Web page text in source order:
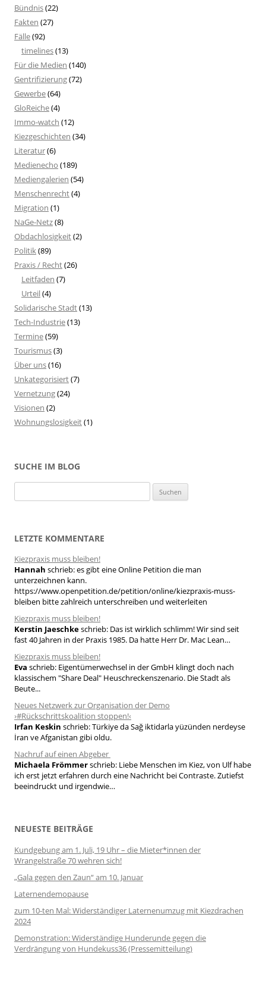
Bündnis(22)
Fakten (27)
Fälle(92)
timelines(13)
Für die Medien (140)
Gentrifizierung(72)
Gewerbe(64)
GloReiche(4)
Immo-watch (12)
Kiezgeschichten (34)
Literatur(6)
Medienecho (189)
Mediengalerien (54)
Menschenrecht(4)
Migration (1)
NaGe-Netz(8)
Obdachlosigkeit(2)
Politik(89)
Praxis / Recht(26)
Leitfaden (7)
Urteil(4)
Solidarische Stadt(13)
Tech-Industrie(13)
Termine(59)
Tourismus(3)
Über uns(16)
Unkategorisiert(7)
Vernetzung(24)
Visionen (2)
Wohnungslosigkeit(1)
SUCHE IM BLOG
u
n
n
a
c
h
:
LETZTE KOMMENTARE
Kiezpraxis muss bleiben!
Hannah schrieb:es gibt eine Online Petition die man
unterzeichnen kann.
https://www.openpetition.de/petition/online/kiezpraxis-muss-
bleiben bitte zahlreich unterschreiben und weiterleiten
Kiezpraxis muss bleiben!
Kerstin Jaeschkeschrieb: Das ist wirklich schlimm! Wir sind seit
fast 40 Jahren in der Praxis 1985. Da hatte Herr Dr. Mac Lean…
Kiezpraxis muss bleiben!
Eva schrieb: Eigentümerwechsel in der GmbH klingt doch nach
klassischem "Share Deal" Heuschreckenszenario. Die Stadt als
Beute...
Neues Netzwerk zur Organisation der Demo
›#Rückschrittskoalition stoppen!‹
Irfan Keskin schrieb:Türkiye da Sağ iktidarla yüzünden nerdeyse
İran ve Afganistan gibi oldu.
Nachruf auf einen Abgeber
Michaela Frömmerschrieb: Liebe Menschen im Kiez, von Ulf habe
ich erst jetzt erfahren durch eine Nachricht bei Contraste. Zutiefst
beeindruckt und irgendwie…
NEUESTE BEITRÄGE
Kundgebung am 1. Juli, 19 Uhr – die Mieter*innen der
Wrangelstraße 70 wehren sich!
„Gala gegen den Zaun“ am 10. Januar
Laternendemopause
zum 10-ten Mal: Widerständiger Laternenumzug mit Kiezdrachen
2024
Demonstration: Widerständige Hunderunde gegen die
Verdrängung von Hundekuss36 (Pressemitteilung)